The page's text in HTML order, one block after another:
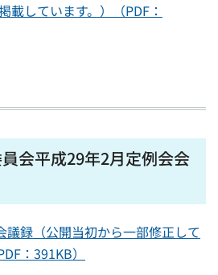
載しています。）（PDF：
会平成29年2月定例会会
議録（公開当初から一部修正して
：391KB）